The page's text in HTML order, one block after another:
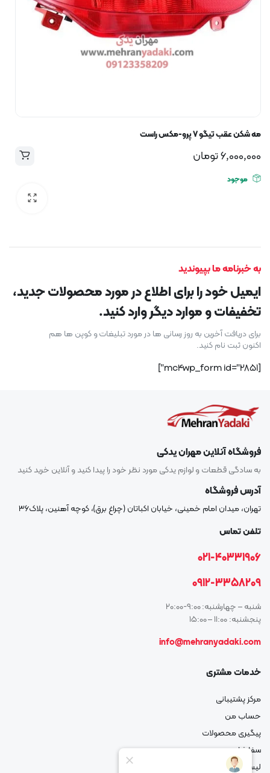
مه شکن عقب تیگو ۷ پرو-مکس راست
6,000,000تومان
موجود
به خبرنامه ما بپیوندید
ایمیل خود را برای اطلاع در مورد محصولات جدید،
تخفیفات و موارد دیگر وارد کنید.
برای دریافت آخرین به روز رسانی ها در مورد تبلیغات و کوپن ها هم
اکنون ثبت نام کنید.
[mc4wp_form id="2851"]
فروشگاه آنلاین مهران یدکی
به سادگی قطعات و لوازم یدکی مورد نظر خود را پیدا کنید و آنلاین خرید کنید
آدرس فروشگاه
تهران، میدان امام خمینی، خیابان اکباتان (چراغ برق)، کوچه آهنین، پلاک۳۶
تلفن تماس
021-40331906
0912-3358209
شنبه – چهارشنبه: 9:00-20:00
پنجشنبه: 11:00 – 15:00
info@mehranyadaki.com
خدمات مشتری
مرکز پشتیبانی
حساب من
پیگیری محصولات
سفارشات من
لیست علاقه مندی شما